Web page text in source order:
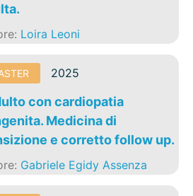
Loira Leoni
2025
con cardiopatia
Medicina di
e corretto follow up.
Gabriele Egidy Assenza